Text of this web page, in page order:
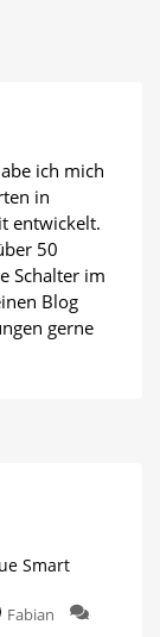
ich mich
in
entwickelt.
50
Schalter im
Blog
gerne
Smart
Fabian